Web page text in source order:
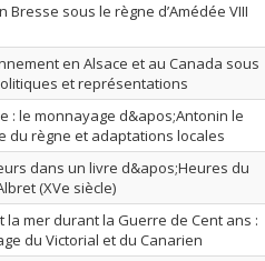
Bresse sous le règne d’Amédée VIII
en Alsace et au Canada sous
et représentations
: le monnayage d&apos;Antonin le
du règne et adaptations locales
dans un livre d&apos;Heures du
(XVe siècle)
mer durant la Guerre de Cent ans :
du Victorial et du Canarien